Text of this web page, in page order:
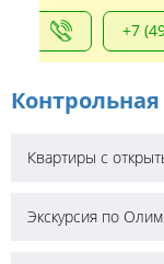
+7
Контрольная
Квартиры с
Экскурсия по